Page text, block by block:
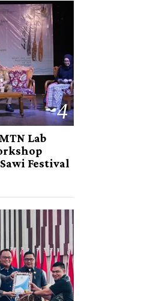
4
Lab
Festival